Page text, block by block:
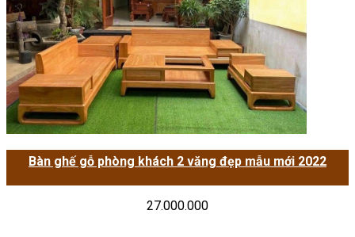
Bàn ghế gỗ phòng khách 2 văng đẹp mẫu mới 2022
27.000.000